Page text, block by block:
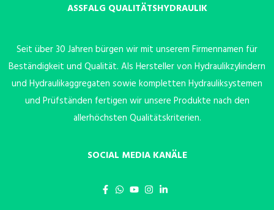
ASSFALG QUALITÄTSHYDRAULIK
Seit über 30 Jahren bürgen wir mit unserem Firmennamen für
Beständigkeit und Qualität. Als Hersteller von Hydraulikzylindern
und Hydraulikaggregaten sowie kompletten Hydrauliksystemen
und Prüfständen fertigen wir unsere Produkte nach den
allerhöchsten Qualitätskriterien.
SOCIAL MEDIA KANÄLE